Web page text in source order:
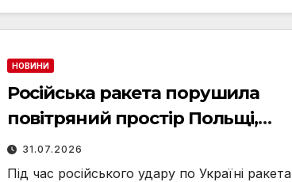
НОВИНИ
Російська ракета порушила
повітряний простір Польщі,
затримання за погрози
Зеленському та заборона
31.07.2026
Під час російського удару по Україні ракета